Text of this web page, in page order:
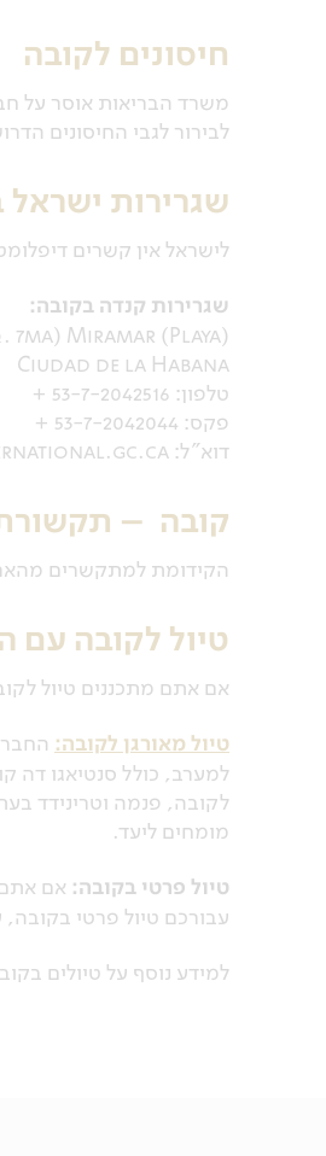
חיסונים לקובה
משרד הבריאות אוסר על
לבירור לגבי החיסונים
שגרירות ישראל
לישראל אין קשרים
שגרירות קנדה בקובה:
7ma) Miramar (Playa)
Ciudad de la Habana
טלפון: 53-7-2042516 +
פקס: 53-7-2042044 +
דוא"ל: havan@international.gc.ca
קובה –
הקידומת למתקשרים מהארץ
טיול לקובה עם
אם אתם מתכננים טיול
טיול מאורגן לקובה:
למערב, כולל סנטיאגו דה
לקובה, פנמה וטרינידד
מומחים ליעד.
טיול פרטי בקובה: אם אתם
עבורכם טיול פרטי
למידע נוסף על טיולים בקובה התקשרו: 03-5639000 או מלאו את